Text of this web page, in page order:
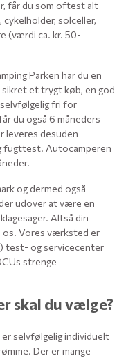
får du som oftest alt
solceller,
(værdi ca. kr. 50-
Parken har du en
et trygt køb, en god
fri for
du også 6 måneders
leveres desuden
fugttest. Autocamperen
og dermed også
udover at være en
Altså din
os. Vores værksted er
test- og servicecenter
strenge
skal du vælge?
selvfølgelig individuelt
Der er mange